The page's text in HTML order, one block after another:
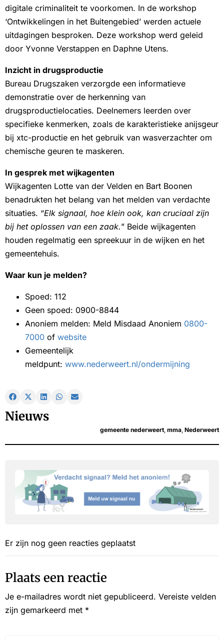
digitale criminaliteit te voorkomen. In de workshop
‘Ontwikkelingen in het Buitengebied’ werden actuele
uitdagingen besproken. Deze workshop werd geleid
door Yvonne Verstappen en Daphne Utens.
Inzicht in drugsproductie
Bureau Drugszaken verzorgde een informatieve
demonstratie over de herkenning van
drugsproductielocaties. Deelnemers leerden over
specifieke kenmerken, zoals de karakteristieke anijsgeur
bij xtc-productie en het gebruik van wasverzachter om
chemische geuren te maskeren.
In gesprek met wijkagenten
Wijkagenten Lotte van der Velden en Bart Boonen
benadrukten het belang van het melden van verdachte
situaties. “Elk signaal, hoe klein ook, kan cruciaal zijn
bij het oplossen van een zaak.” Beide wijkagenten
houden regelmatig een spreekuur in de wijken en het
gemeentehuis.
Waar kun je melden?
Spoed: 112
Geen spoed: 0900-8844
Anoniem melden: Meld Misdaad Anoniem 0800-
7000 of website
Gemeentelijk
meldpunt: www.nederweert.nl/ondermijning
Nieuws
gemeente nederweert mma Nederweert
Er zijn nog geen reacties geplaatst
Plaats een reactie
Je e-mailadres wordt niet gepubliceerd. Vereiste velden
zijn gemarkeerd met *